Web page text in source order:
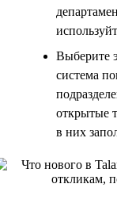
Выберите
система
открытые
в них